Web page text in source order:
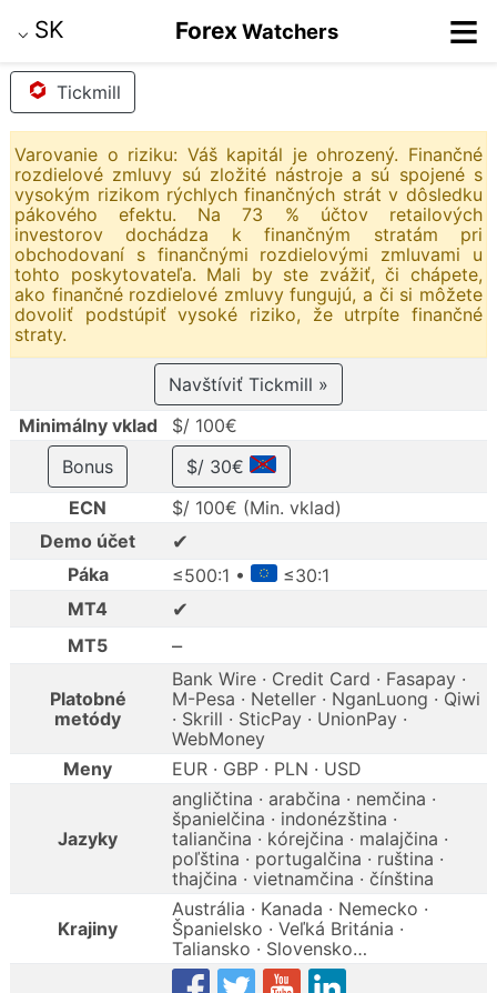
⌵ SK Forex Watchers ≡
Tickmill
Varovanie o riziku: Váš kapitál je ohrozený. Finančné
rozdielové zmluvy sú zložité nástroje a sú spojené s
vysokým rizikom rýchlych finančných strát v dôsledku
pákového efektu. Na 73 % účtov retailových
investorov dochádza k finančným stratám pri
obchodovaní s finančnými rozdielovými zmluvami u
tohto poskytovateľa. Mali by ste zvážiť, či chápete,
ako finančné rozdielové zmluvy fungujú, a či si môžete
dovoliť podstúpiť vysoké riziko, že utrpíte finančné
straty.
Navštíviť Tickmill »
Minimálny vklad
$/ 100€
Bonus
$/ 30€
ECN
$/ 100€ (Min. vklad)
Demo účet
✔
Páka ≤500:1 •
≤30:1
MT4
✔
MT5 –
Platobné
metódy
Bank Wire · Credit Card · Fasapay ·
M-Pesa · Neteller · NganLuong · Qiwi
· Skrill · SticPay · UnionPay ·
WebMoney
Meny
EUR · GBP · PLN · USD
Jazyky
angličtina · arabčina · nemčina ·
španielčina · indonézština ·
taliančina · kórejčina · malajčina ·
poľština · portugalčina · ruština ·
thajčina · vietnamčina · čínština
Krajiny
Austrália · Kanada · Nemecko ·
Španielsko · Veľká Británia ·
Taliansko · Slovensko…